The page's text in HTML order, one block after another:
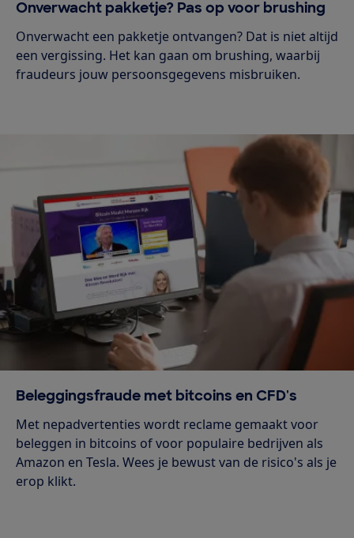
Onverwacht pakketje? Pas op voor brushing
Onverwacht een pakketje ontvangen? Dat is niet altijd
een vergissing. Het kan gaan om brushing, waarbij
fraudeurs jouw persoonsgegevens misbruiken.
Beleggingsfraude met bitcoins en CFD's
Met nepadvertenties wordt reclame gemaakt voor
beleggen in bitcoins of voor populaire bedrijven als
Amazon en Tesla. Wees je bewust van de risico's als je
erop klikt.